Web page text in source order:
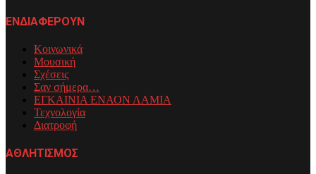
ΕΝΔΙΑΦΕΡΟΥΝ
Κοινωνικά
Μουσική
Σχέσεις
Σαν σήμερα…
ΕΓΚΑΙΝΙΑ ΕΝΑΟΝ ΛΑΜΙΑ
Τεχνολογία
Διατροφή
ΑΘΛΗΤΙΣΜΟΣ